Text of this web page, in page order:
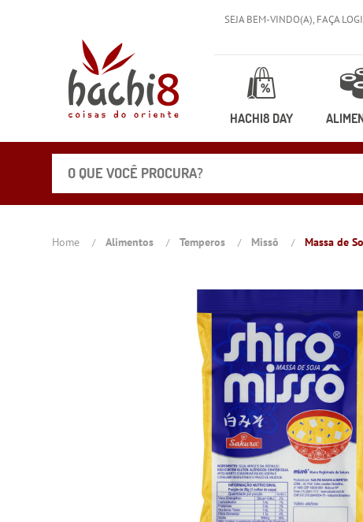
SEJA BEM-VINDO(A), FAÇA
HACHI8 DAY
Home Alimentos Temperos Missô Massa de